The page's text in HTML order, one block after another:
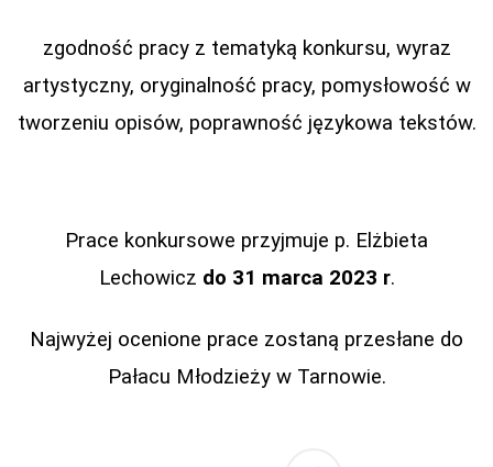
zgodność pracy z tematyką konkursu, wyraz
artystyczny, oryginalność pracy, pomysłowość w
tworzeniu opisów, poprawność językowa tekstów.
Prace konkursowe przyjmuje p. Elżbieta
Lechowicz do 31 marca 2023 r.
Najwyżej ocenione prace zostaną przesłane do
Pałacu Młodzieży w Tarnowie.